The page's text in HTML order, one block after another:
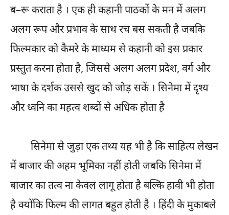
ब–रू कराता है । एक ही कहानी पाठकों के मन में अलग
अलग रूप और प्रभाव के साथ रच बस सकती है जबकि
फिल्मकार को कैमरे के माध्यम से कहानी को इस प्रकार
प्रस्तुत करना होता है, जिससे अलग अलग प्रदेश, वर्ग और
भाषा के दर्शक उससे खुद को जोड़ सकें । सिनेमा में दृश्य
और ध्वनि का महत्व शब्दों से अधिक होता है
सिनेमा से जुड़ा एक तथ्य यह भी है कि साहित्य लेखन
में बाजार की अहम भूमिका नहीं होती जबकि सिनेमा में
बाजार का तत्व ना केवल लागू होता है बल्कि हावी भी होता
है क्योंकि फिल्म की लागत बहुत होती है । हिंदी के मुकाबले